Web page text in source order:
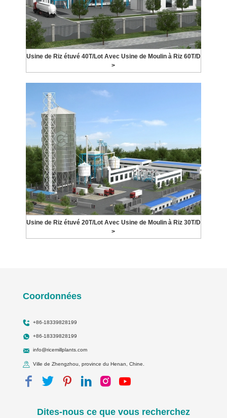
Usine de Riz étuvé 40T/Lot Avec Usine de Moulin à Riz 60T/D
>
Usine de Riz étuvé 20T/Lot Avec Usine de Moulin à Riz 30T/D
>
Coordonnées
+86-18339828199
+86-18339828199
info@ricemillplants.com
Ville de Zhengzhou, province du Henan, Chine.
Dites-nous ce que vous recherchez